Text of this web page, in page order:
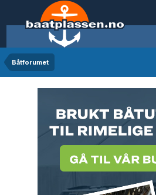
Båtforumet